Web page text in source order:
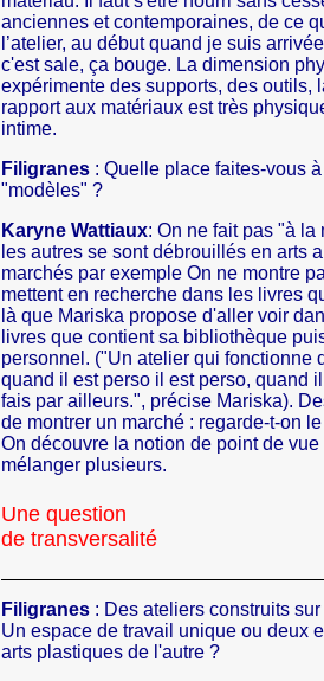
anciennes et contemporaines, de ce
l’atelier, au début quand je suis
c'est sale, ça bouge. La dimension
expérimente des supports, des
rapport aux matériaux est très
intime.
Filigranes : Quelle place faites-vous
"modèles" ?
Karyne Wattiaux: On ne fait pas "à
les autres se sont débrouillés en arts
marchés par exemple On ne montre
mettent en recherche dans les livres
là que Mariska propose d'aller voir
livres que contient sa bibliothèque
personnel. ("Un atelier qui fonctionne
quand il est perso il est perso, quand
fais par ailleurs.", précise Mariska).
de montrer un marché : regarde-t-on
On découvre la notion de point de
mélanger plusieurs.
Une question
de transversalité
Filigranes : Des ateliers construits
Un espace de travail unique ou deux
arts plastiques de l'autre ?